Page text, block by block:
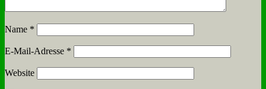
Name *
E-Mail-Adresse *
Website